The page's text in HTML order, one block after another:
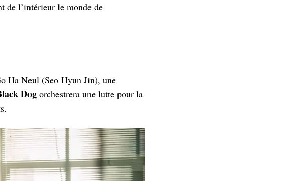
de l’intérieur le monde de
Ha Neul (Seo Hyun Jin), une
Dog orchestrera une lutte pour la